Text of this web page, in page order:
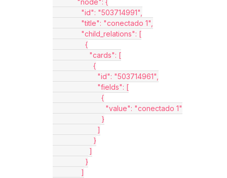
            "node": {
              "id": "503714991",
              "title": "conectado 1",
              "child_relations": [
                {
                  "cards": [
                    {
                      "id": "503714961",
                      "fields": [
                        {
                          "value": "conectado 1"
                        }
                      ]
                    }
                  ]
                }
              ]